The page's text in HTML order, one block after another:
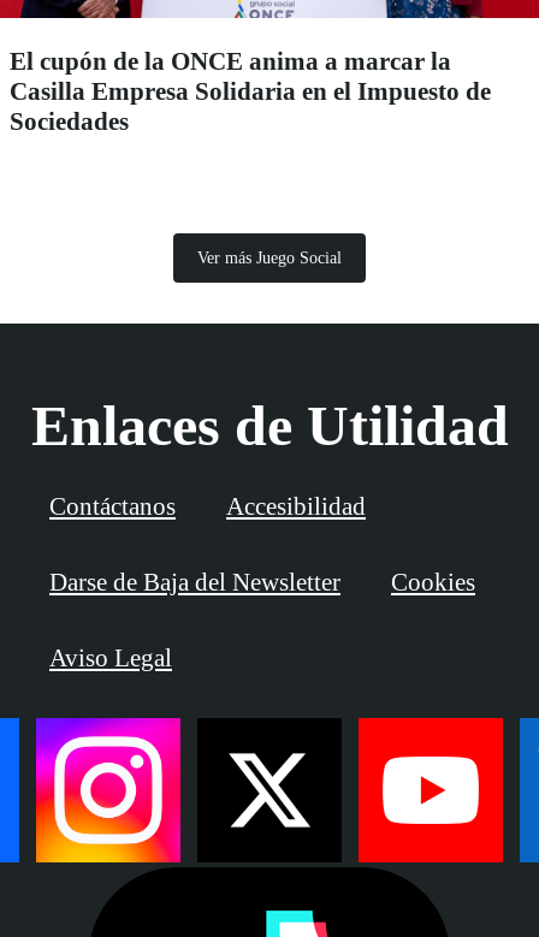
El cupón de la ONCE anima a marcar la
Casilla Empresa Solidaria en el Impuesto de
Sociedades
Ver más Juego Social
Enlaces de Utilidad
Contáctanos Accesibilidad
Darse de Baja del Newsletter Cookies
Aviso Legal